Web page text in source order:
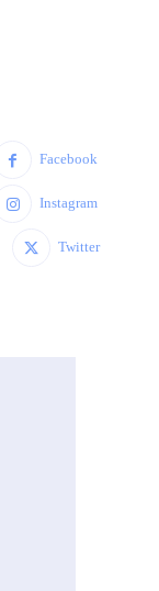
Facebook
Instagram
Twitter